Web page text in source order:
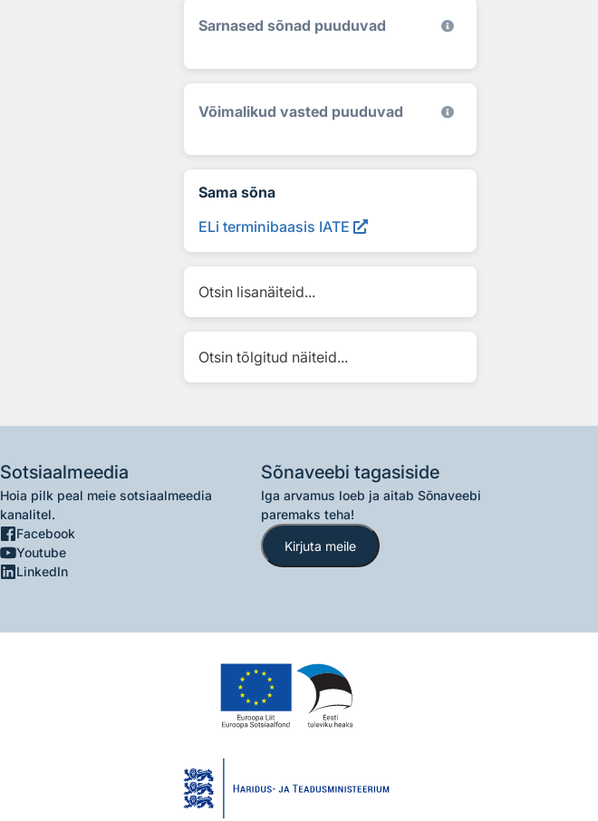
Sarnased sõnad puuduvad
Võimalikud vasted puuduvad
Sama sõna
ELi terminibaasis IATE
Otsin lisanäiteid...
Otsin tõlgitud näiteid...
Sotsiaalmeedia
Hoia pilk peal meie sotsiaalmeedia
kanalitel.
Facebook
Youtube
LinkedIn
Sõnaveebi tagasiside
Iga arvamus loeb ja aitab Sõnaveebi
paremaks teha!
Kirjuta meile